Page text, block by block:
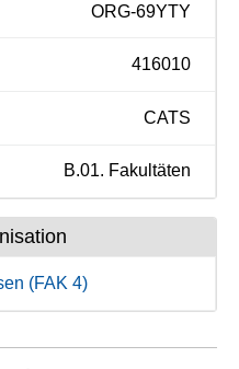
ORG-69YTY
416010
CATS
B.01. Fakultäten
(FAK 4)